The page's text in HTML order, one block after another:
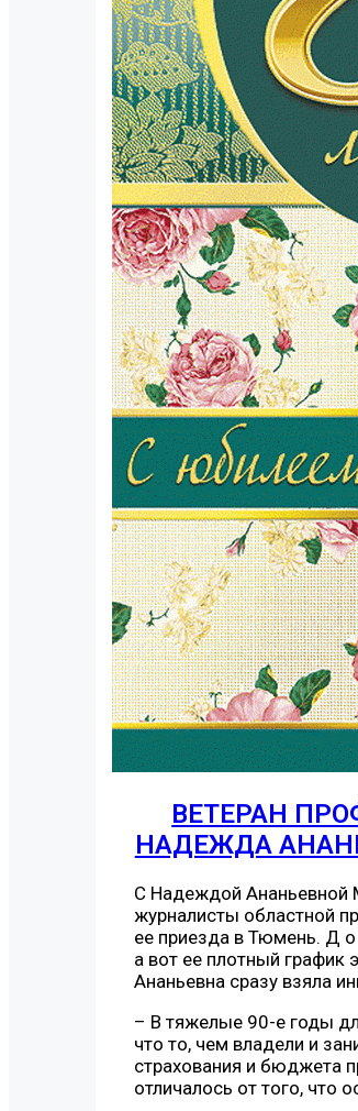
ВЕТЕРАН
НАДЕЖДА
С Надеждой Ананьевной
журналисты областной
ее приезда в Тюмень. Д
а вот ее плотный
Ананьевна сразу взяла
– В тяжелые 90-е годы
что то, чем владели и
страхования и бюджета
отличалось от того, что